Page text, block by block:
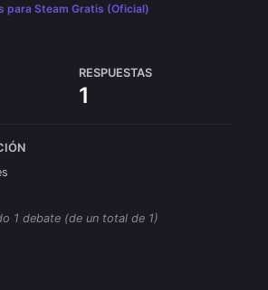
1 debate (de un total de 1)
para Steam Gratis (Oficial)
RESPUESTAS
1